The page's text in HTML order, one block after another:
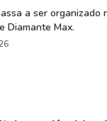
a ser organizado
Diamante Max.